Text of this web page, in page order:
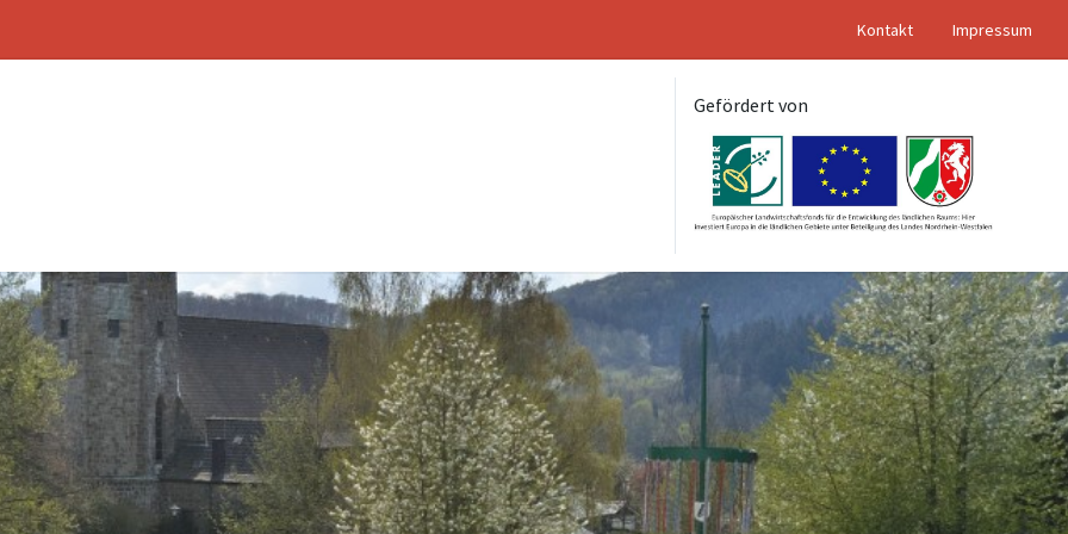
Kontakt Impressum
Gefördert von